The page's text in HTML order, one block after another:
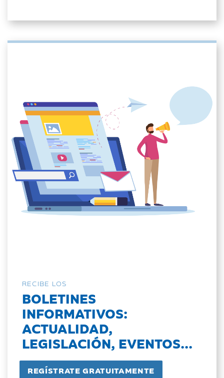
RECIBE LOS
BOLETINES
INFORMATIVOS:
ACTUALIDAD,
LEGISLACIÓN, EVENTOS...